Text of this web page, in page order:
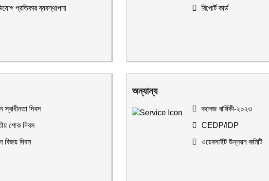
প্রতিকার ব্যবস্থাপনা
রিপোর্ট কার্ড
স্বাধীনতা দিবস
শোক দিবস
বিজয় দিবস
অন্যান্য
কলেজ বার্ষিকী-২০২৩
CEDP/IDP
ওয়েবসাইট উন্নয়ন কমিটি